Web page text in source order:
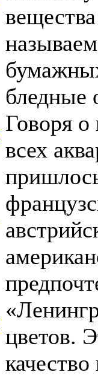
бледные
Говоря о
всех
цветов.